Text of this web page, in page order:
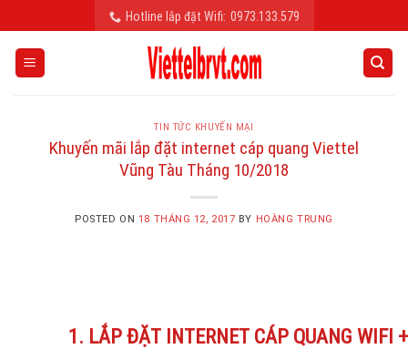
to
content
Hotline lắp đặt Wifi: 0973.133.579
TIN TỨC KHUYẾN MẠI
Khuyến mãi lắp đặt internet cáp quang Viettel
Vũng Tàu Tháng 10/2018
POSTED ON 18 THÁNG 12, 2017 BY HOÀNG TRUNG
1. LẮP ĐẶT INTERNET CÁP QUANG WIFI